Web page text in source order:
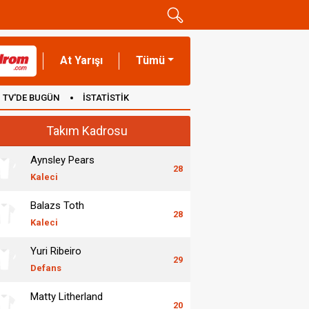
At Yarışı Tümü
TV'DE BUGÜN İSTATİSTİK
Takım Kadrosu
Aynsley Pears
Kaleci
28
Balazs Toth
Kaleci
28
Yuri Ribeiro
Defans
29
Matty Litherland
20